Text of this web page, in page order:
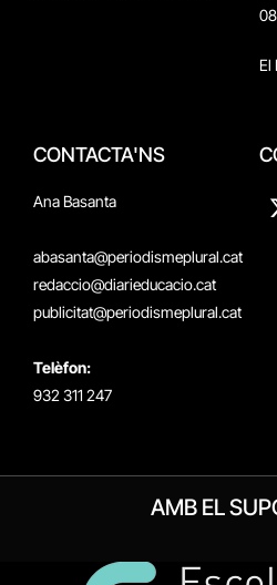
El
CONTACTA'NS
Ana Basanta
abasanta@periodismeplural.cat
redaccio@diarieducacio.cat
publicitat@periodismeplural.cat
Telèfon:
932 311 247
AMB EL